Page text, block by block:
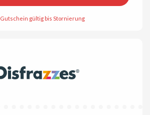
Gutschein gültig bis Stornierung